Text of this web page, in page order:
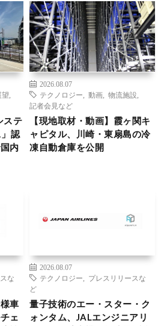
望
ステ
認
内
2026.08.07
テクノロジー
動画 物流施設
記者会見など
【現地取材・動画】霞ヶ関キ
ャピタル、川崎・東扇島の冷
凍自動倉庫を公開
な
車
ェ
2026.08.07
テクノロジー
プレスリリースな
ど
量子技術のエー・スター・ク
ォンタム、JALエンジニアリ